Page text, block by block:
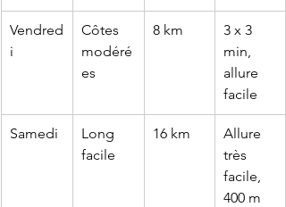
Vendred
i
Côtes
modéré
es
8 km
3 x 3
min,
allure
facile
Samedi
Long
facile
16 km
Allure
très
facile,
400 m